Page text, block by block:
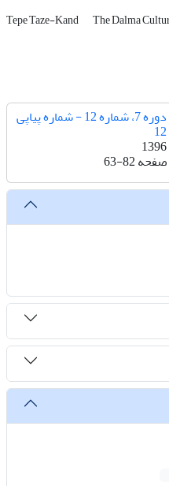
Tepe Taze-Kand The Dalma
دوره 7، شماره 12 - شماره پیاپی
12
1396
صفحه63-82